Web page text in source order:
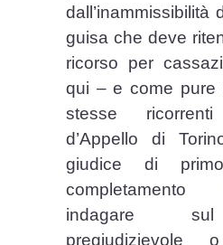
dall’inammissibilità
guisa che deve
ricorso per
qui – e come pure
stesse
d’Appello di
giudice di
indagare
pregiudizievole